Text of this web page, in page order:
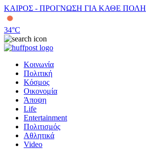
ΚΑΙΡΟΣ - ΠΡΟΓΝΩΣΗ ΓΙΑ ΚΑΘΕ ΠΟΛΗ
34°C
Κοινωνία
Πολιτική
Κόσμος
Οικονομία
Άποψη
Life
Entertainment
Πολιτισμός
Αθλητικά
Video